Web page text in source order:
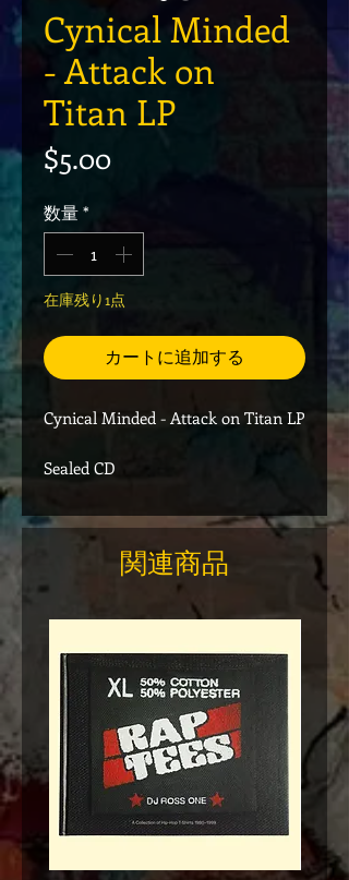
Cynical Minded
- Attack on
Titan LP
$5.00価格
数量*
在庫残り1点
カートに追加する
Cynical Minded - Attack on Titan LP
Sealed CD
関連商品